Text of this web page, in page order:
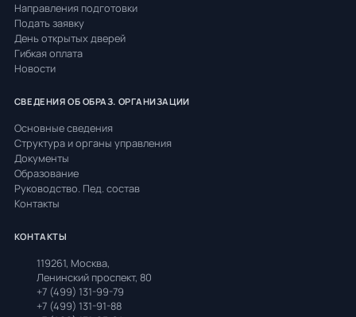
Направления подготовки
Подать заявку
День открытых дверей
Гибкая оплата
Новости
СВЕДЕНИЯ ОБ ОБРАЗ. ОРГАНИЗАЦИИ
Основные сведения
Структура и органы управления
Документы
Образование
Руководство. Пед. состав
Контакты
КОНТАКТЫ
119261, Москва,
Ленинский проспект, 80
+7 (499) 131-99-79
+7 (499) 131-91-88